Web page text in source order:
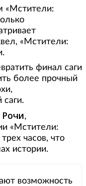
«Мстители:
«Мстители:
финал саги
более прочный
,
«Мстители:
часов, что
истории.
возможность